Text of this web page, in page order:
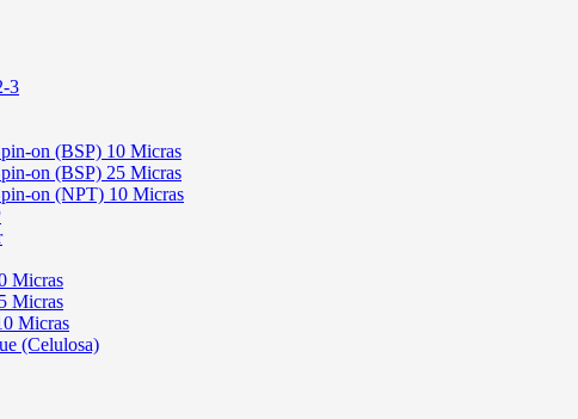
3
on (BSP) 10 Micras
on (BSP) 25 Micras
on (NPT) 10 Micras
Micras
Micras
Micras
(Celulosa)